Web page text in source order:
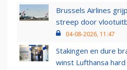
Brussels Airlines
streep door
04-08-2026, 11:47
Stakingen en dure
winst Lufthansa